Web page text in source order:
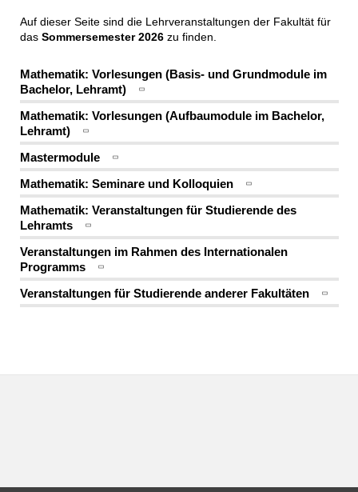
Auf dieser Seite sind die Lehrveranstaltungen der Fakultät für
das Sommersemester 2026zu finden.
Mathematik: Vorlesungen (Basis- und Grundmodule im
Bachelor, Lehramt)
Mathematik: Vorlesungen (Aufbaumodule im Bachelor,
Lehramt)
Mastermodule
Mathematik: Seminare und Kolloquien
Mathematik: Veranstaltungen für Studierende des
Lehramts
Veranstaltungen im Rahmen des Internationalen
Programms
Veranstaltungen für Studierende anderer Fakultäten